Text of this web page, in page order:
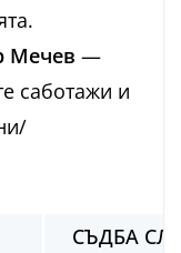
Мечев —
саботажи и
СЪДБА